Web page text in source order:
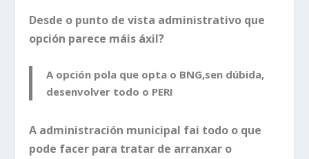
Desde o punto de vista administrativo que
opción parece máis áxil?
A opción pola que opta o BNG,sen dúbida,
desenvolver todo o PERI
A administración municipal fai todo o que
pode facer para tratar de arranxar o